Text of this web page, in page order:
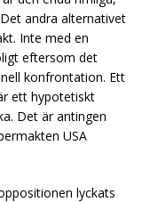
andra alternativet
Inte med en
eftersom det
konfrontation. Ett
ett hypotetiskt
Det är antingen
USA
lyckats